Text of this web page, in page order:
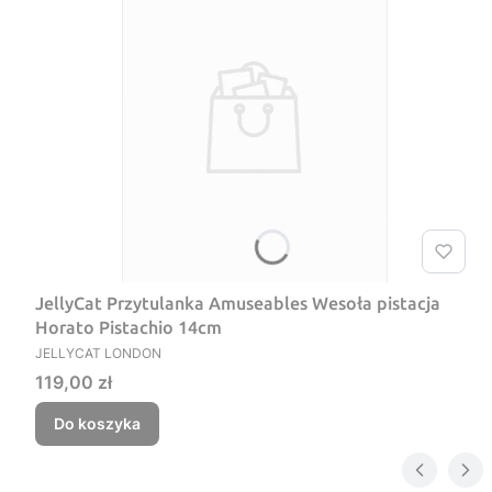
JellyCat Przytulanka Amuseables Wesoła pistacja
Horato Pistachio 14cm
PRODUCENT
JELLYCAT LONDON
Cena
119,00 zł
Do koszyka